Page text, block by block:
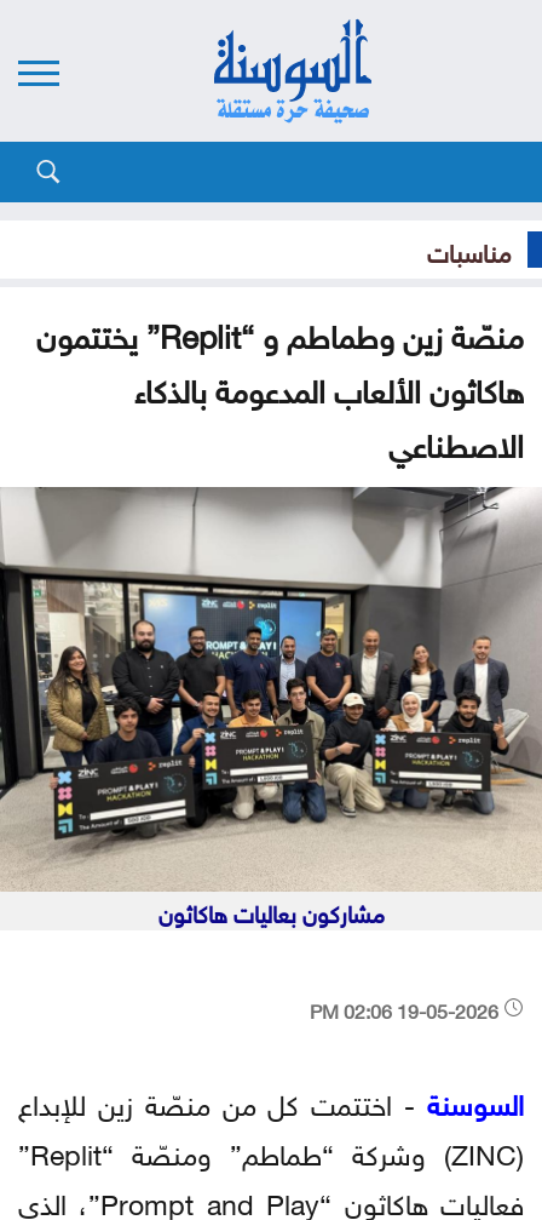
مناسبات
منصّة زين وطماطم و “Replit” يختتمون
هاكاثون الألعاب المدعومة بالذكاء
الاصطناعي
مشاركون بعاليات هاكاثون
السوسنة - اختتمت كل من منصّة زين للإبداع
(ZINC) وشركة “طماطم” ومنصّة “Replit”
فعاليات هاكاثون “Prompt and Play”، الذي